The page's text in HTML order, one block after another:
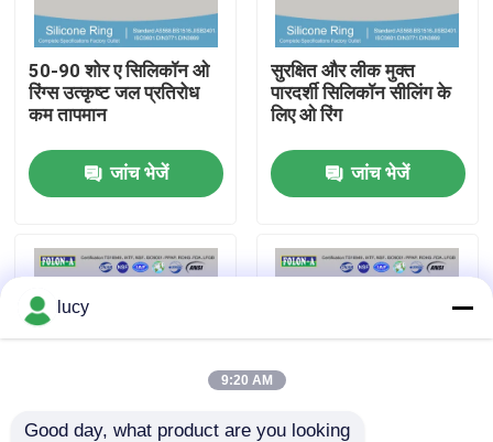
हमारे बारे में
फैक्टरी यात्रा
गुणवत्ता नियंत्रण
रबर ओ रिंग्स
50-90 शोर ए सिलिकॉन ओ
रिंग्स उत्कृष्ट जल प्रतिरोध
कम तापमान
जांच भेजें
सुरक्षित और लीक मुक्त
पारदर्शी सिलिकॉन सीलिंग के
लिए ओ रिंग
जांच भेजें
lucy
9:20 AM
Good day, what product are you looking